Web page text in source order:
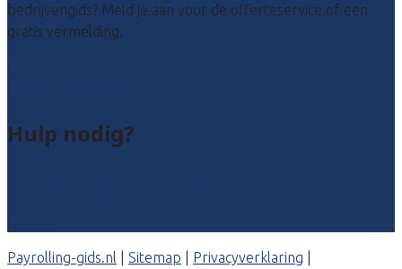
bedrijvengids? Meld je aan voor de offerteservice of een
gratis vermelding.
Hulp nodig?
Payrolling-gids.nl Sitemap Privacyverklaring